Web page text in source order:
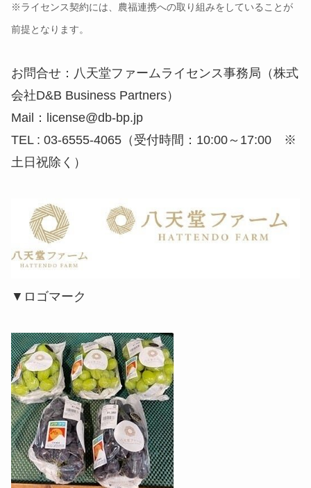
※ライセンス契約には、農福連携への取り組みをしていることが
前提となります。
お問合せ：八天堂ファームライセンス事務局（株式
会社D&B Business Partners）
Mail：license@db-bp.jp
TEL : 03-6555-4065（受付時間：10:00～17:00 ※
土日祝除く）
▼ロゴマーク